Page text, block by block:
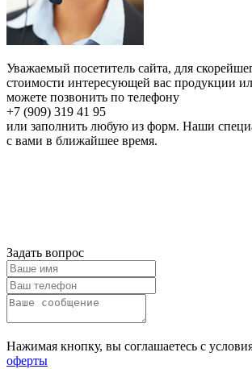
Уважаемый посетитель сайта, для
стоимости интересующей вас продукции
можете позвонить по телефону
+7 (909) 319 41 95
или заполнить любую из форм. Наши
с вами в ближайшее время.
Задать вопрос
Нажимая кнопку, вы соглашаетесь с
оферты